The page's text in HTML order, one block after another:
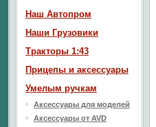
Наш Aвтопром
Наши Грузовики
Тракторы 1:43
Прицепы и аксессуары
Умелым ручкам
Аксессуары для моделей
Аксессуары от AVD